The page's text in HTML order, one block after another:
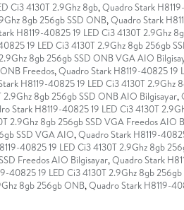
Ci3 4130T 2.9Ghz 8gb,Quadro Stark
8gb 256gb SSD ONB,Quadro Stark
H8119-40825 19 LED Ci3 4130T 2.9Ghz
19 LED Ci3 4130T 2.9Ghz 8gb 256gb
8gb 256gb SSD ONB VGA AIO
Freedos,Quadro Stark H8119-40825 19
H8119-40825 19 LED Ci3 4130T 2.9Ghz
8gb 256gb SSD ONB AIO Bilgisayar,
Stark H8119-40825 19 LED Ci3 4130T
2.9Ghz 8gb 256gb SSD VGA Freedos AIO
SSD VGA AIO,Quadro Stark H8119-
40825 19 LED Ci3 4130T 2.9Ghz 8gb
Freedos AIO Bilgisayar,Quadro Stark
40825 19 LED Ci3 4130T 2.9Ghz 8gb
8gb 256gb ONB,Quadro Stark H8119-